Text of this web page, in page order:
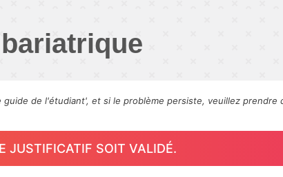
de l'étudiant', et si le problème persiste, veuillez prendre
JUSTIFICATIF SOIT VALIDÉ.